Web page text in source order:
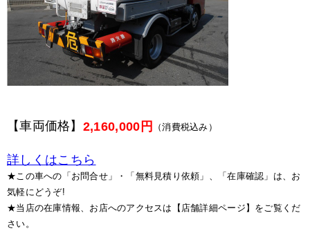
【車両価格】 2,160,000円 （消費税込み）
詳しくはこちら
★この車への「お問合せ」・「無料見積り依頼」、「在庫確認」は、お
気軽にどうぞ!
★当店の在庫情報、お店へのアクセスは【店舗詳細ページ】をご覧くだ
さい。